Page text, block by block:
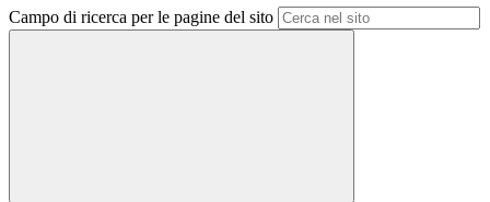
Campo di ricerca per le pagine del sito